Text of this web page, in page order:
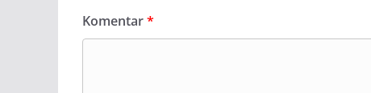
Komentar*